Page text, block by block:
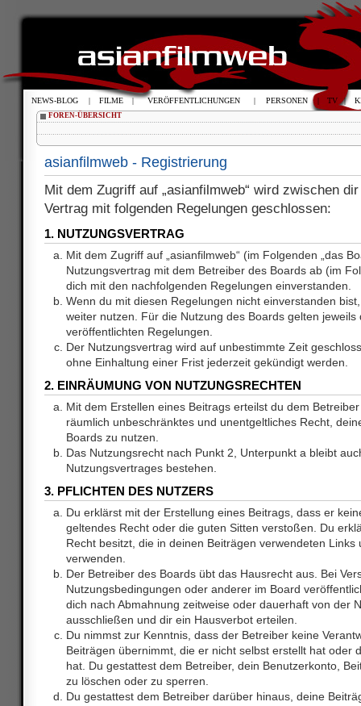
FOREN-ÜBERSICHT
asianfilmweb - Registrierung
Mit dem Zugriff auf „asianfilmweb“ wird zwischen
Vertrag mit folgenden Regelungen geschlossen:
1. NUTZUNGSVERTRAG
Mit dem Zugriff auf „asianfilmweb“ (im Folgenden „das
Nutzungsvertrag mit dem Betreiber des Boards ab (im
dich mit den nachfolgenden Regelungen einverstanden.
Wenn du mit diesen Regelungen nicht einverstanden
weiter nutzen. Für die Nutzung des Boards gelten jeweils
veröffentlichten Regelungen.
Der Nutzungsvertrag wird auf unbestimmte Zeit
ohne Einhaltung einer Frist jederzeit gekündigt werden.
2. EINRÄUMUNG VON NUTZUNGSRECHTEN
Mit dem Erstellen eines Beitrags erteilst du dem
räumlich unbeschränktes und unentgeltliches Recht,
Boards zu nutzen.
Das Nutzungsrecht nach Punkt 2, Unterpunkt a bleibt
Nutzungsvertrages bestehen.
3. PFLICHTEN DES NUTZERS
Du erklärst mit der Erstellung eines Beitrags, dass er
geltendes Recht oder die guten Sitten verstoßen. Du
Recht besitzt, die in deinen Beiträgen verwendeten Links
verwenden.
Der Betreiber des Boards übt das Hausrecht aus. Bei
Nutzungsbedingungen oder anderer im Board
dich nach Abmahnung zeitweise oder dauerhaft von der
ausschließen und dir ein Hausverbot erteilen.
Du nimmst zur Kenntnis, dass der Betreiber keine
Beiträgen übernimmt, die er nicht selbst erstellt hat oder
hat. Du gestattest dem Betreiber, dein Benutzerkonto,
zu löschen oder zu sperren.
Du gestattest dem Betreiber darüber hinaus, deine
NEWS-BLOG | FILME | VERÖFFENTLICHUNGEN | PERSONEN | TV |